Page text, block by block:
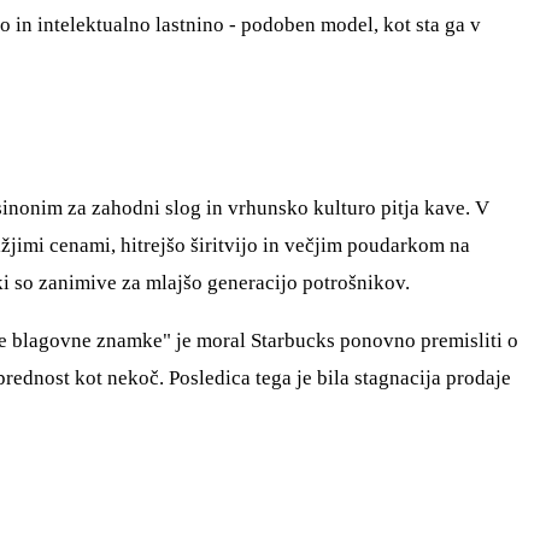
in intelektualno lastnino - podoben model, kot sta ga v
za zahodni slog in vrhunsko kulturo pitja kave. V
cenami, hitrejšo širitvijo in večjim poudarkom na
zanimive za mlajšo generacijo potrošnikov.
znamke" je moral Starbucks ponovno premisliti o
kot nekoč. Posledica tega je bila stagnacija prodaje